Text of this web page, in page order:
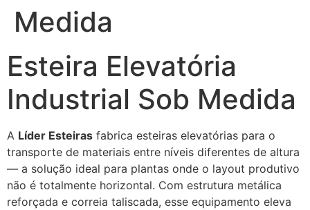
Medida
Esteira Elevatória
Industrial Sob Medida
A Líder Esteiras fabrica esteiras elevatórias para o
transporte de materiais entre níveis diferentes de altura
— a solução ideal para plantas onde o layout produtivo
não é totalmente horizontal. Com estrutura metálica
reforçada e correia taliscada, esse equipamento eleva